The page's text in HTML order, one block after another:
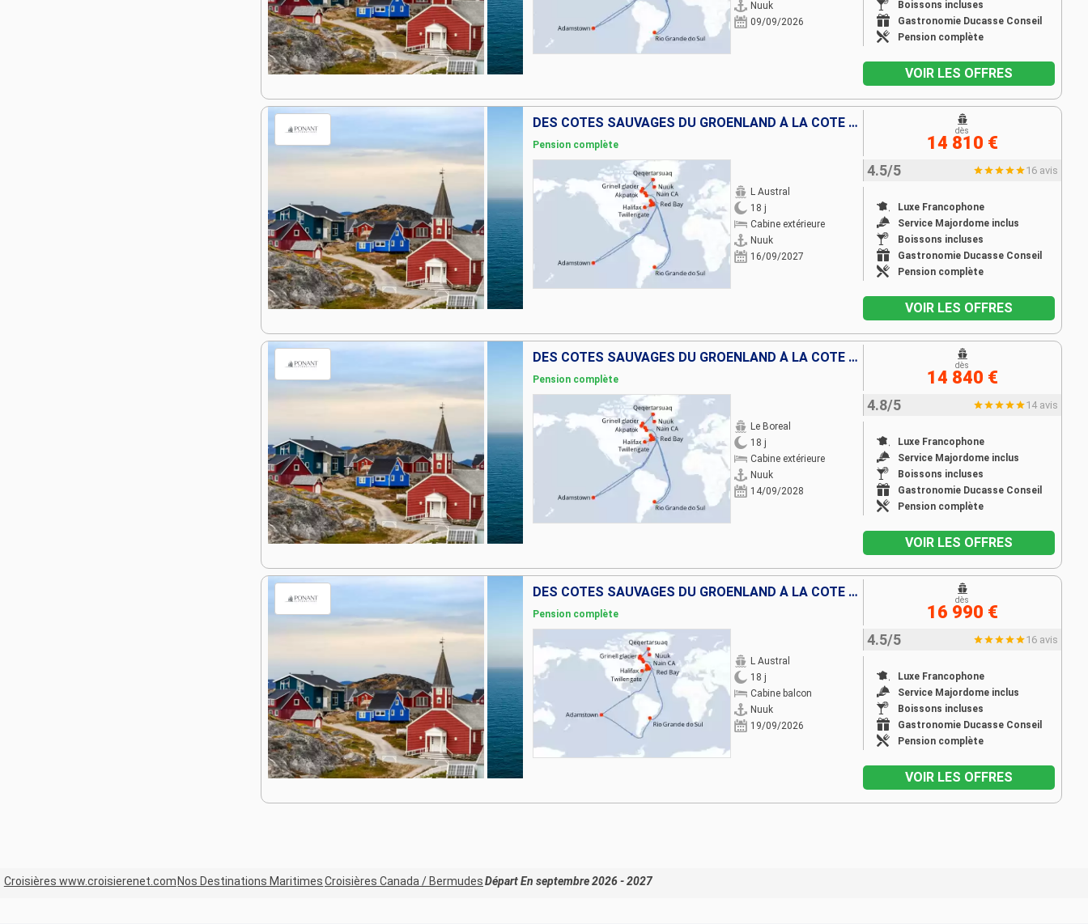
Nuuk
09/09/2026
Boissons incluses
Gastronomie Ducasse Conseil
Pension complète
VOIR LES OFFRES
DES CÔTES SAUVAGES DU GROENLAND À LA CÔTE EST DU CANADA
Pension complète
L Austral
18 j
Cabine extérieure
Nuuk
16/09/2027
4.5/5 16 avis
Luxe Francophone
Service Majordome inclus
Boissons incluses
Gastronomie Ducasse Conseil
Pension complète
dès
14 810 €
VOIR LES OFFRES
DES CÔTES SAUVAGES DU GROENLAND À LA CÔTE EST DU CANADA
Pension complète
Le Boreal
18 j
Cabine extérieure
Nuuk
14/09/2028
4.8/5 14 avis
Luxe Francophone
Service Majordome inclus
Boissons incluses
Gastronomie Ducasse Conseil
Pension complète
dès
14 840 €
VOIR LES OFFRES
DES CÔTES SAUVAGES DU GROENLAND À LA CÔTE EST DU CANADA
Pension complète
L Austral
18 j
Cabine balcon
Nuuk
19/09/2026
4.5/5 16 avis
Luxe Francophone
Service Majordome inclus
Boissons incluses
Gastronomie Ducasse Conseil
Pension complète
dès
16 990 €
VOIR LES OFFRES
Croisières www.croisierenet.com Nos Destinations MaritimesCroisières Canada / BermudesDépart En septembre 2026 - 2027